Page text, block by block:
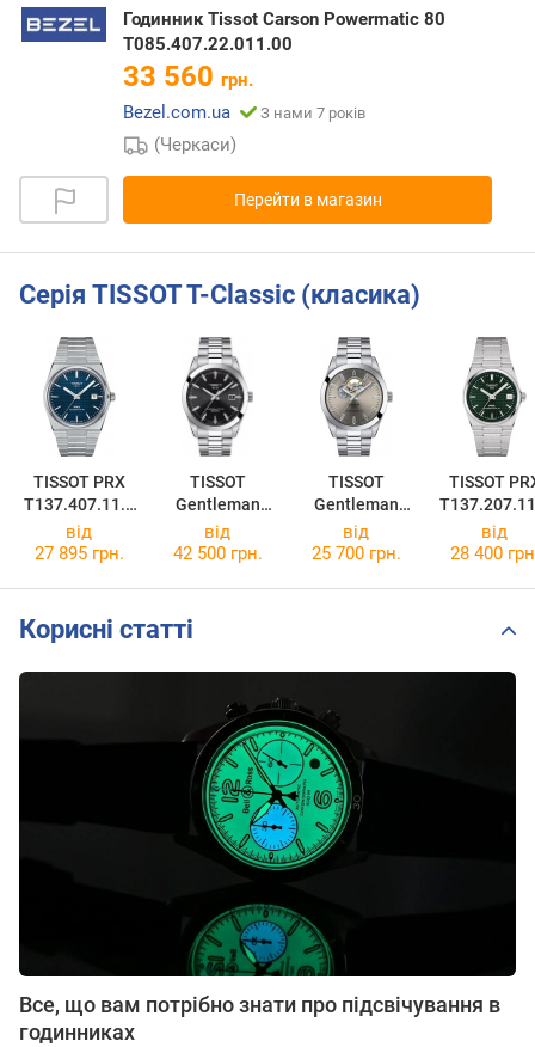
Годинник Tissot Carson Powermatic 80
T085.407.22.011.00
33 560 грн.
Bezel.com.ua
З нами 7 років
(Черкаси)
Перейти в магазин
Серія TISSOT T-Classic (класика)
TISSOT PRX
T137.407.11.0
41.00
TISSOT
Gentleman
Powermatic 80
Silicium
51.00
TISSOT
Gentleman
Powermatic 80
T127.407.11.0
TISSOT
91.00
від
27 895 грн.
від
42 500 грн.
від
25 700 грн.
від
28 400
Корисні статті
Все, що вам потрібно знати про підсвічування в
годинниках